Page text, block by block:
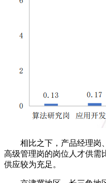
相比之下，产品经理岗
高级管理岗的岗位人才供需
供应较为充足。